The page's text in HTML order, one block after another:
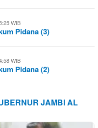
WIB
Pidana (3)
WIB
Pidana (2)
JAMBI AL